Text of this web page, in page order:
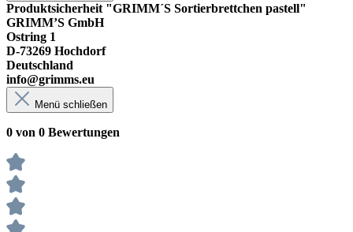
Produktsicherheit "GRIMM´S Sortierbrettchen pastell"
GRIMM’S GmbH
Ostring 1
D-73269 Hochdorf
Deutschland
info@grimms.eu
Menü schließen
0 von 0 Bewertungen